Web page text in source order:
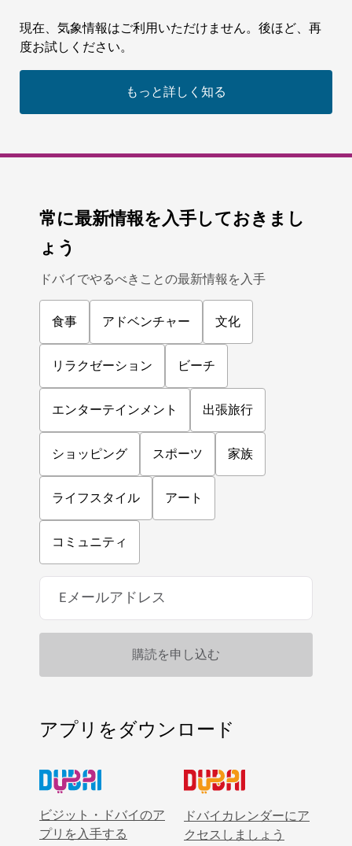
現在、気象情報はご利用いただけません。後ほど、再
度お試しください。
もっと詳しく知る
常に最新情報を入手しておきまし
ょう
ドバイでやるべきことの最新情報を入手
食事 アドベンチャー 文化
リラクゼーション ビーチ
エンターテインメント 出張旅行
ショッピング スポーツ 家族
ライフスタイル アート
コミュニティ
アプリをダウンロード
ビジット・ドバイのア
プリを入手する
ドバイカレンダーにア
クセスしましょう